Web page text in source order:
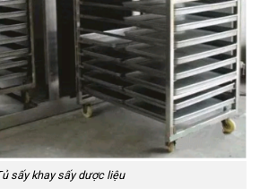
sấy khay sấy dược liệu